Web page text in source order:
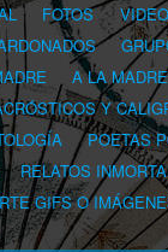
FOTOS
A LA
Y
POETAS
RELATOS
GIFS O